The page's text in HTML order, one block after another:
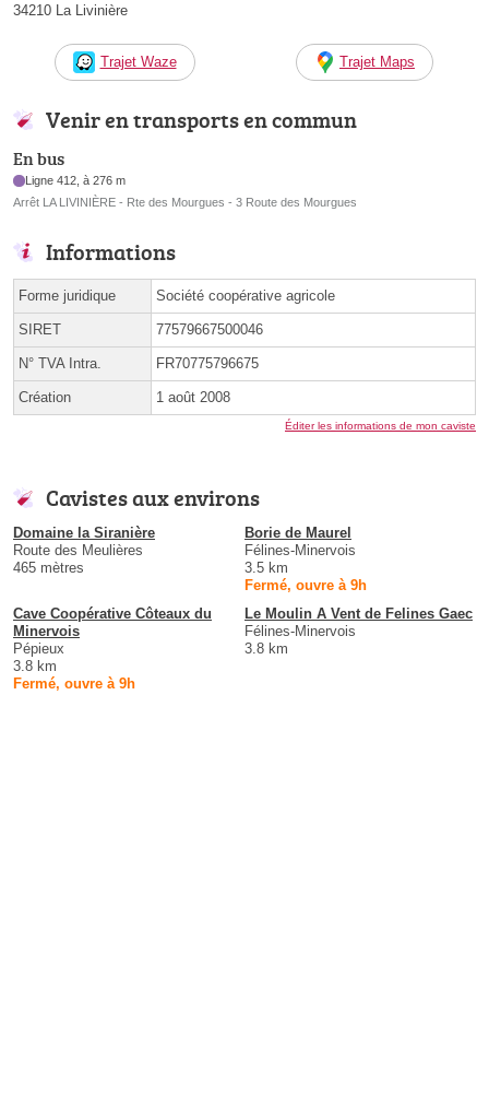
34210 La Livinière
Trajet Waze Trajet Maps
Venir en transports en commun
En bus
Ligne 412, à 276 m
Arrêt LA LIVINIÈRE - Rte des Mourgues - 3 Route des Mourgues
Informations
Forme juridique Société coopérative agricole
SIRET 77579667500046
N° TVA Intra. FR70775796675
Création 1 août 2008
Éditer les informations de mon caviste
Cavistes aux environs
Domaine la Siranière
Route des Meulières
465 mètres
Borie de Maurel
Félines-Minervois
3.5 km
Fermé, ouvre à 9h
Cave Coopérative Côteaux du
Minervois
Pépieux
3.8 km
Fermé, ouvre à 9h
Le Moulin A Vent de Felines Gaec
Félines-Minervois
3.8 km